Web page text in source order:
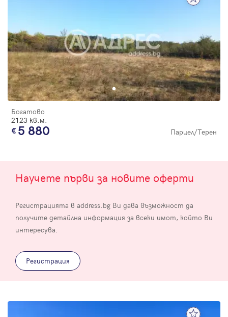
Богатово
2123 кв.м.
5 880 Парцел/Терен
Научете първи за новите оферти
Регистрацията в address.bg Ви дава възможност да
получите детайлна информация за всеки имот, който Ви
интересува.
Регистрация